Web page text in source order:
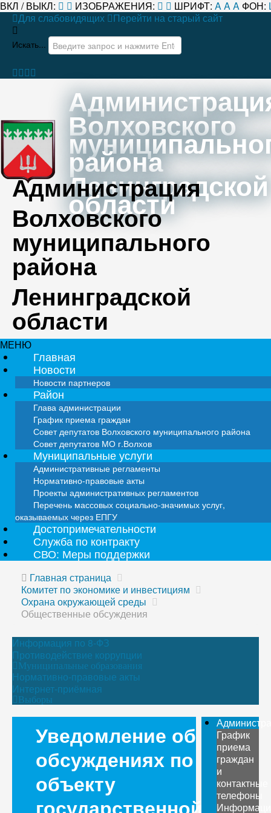
ВКЛ / ВЫКЛ: ИЗОБРАЖЕНИЯ: ШРИФТ: AAA ФОН:
Для слабовидящих
Перейти на старый сайт
Искать...
Волховского
района
Ленинградской
области
Администрация
Волховского
муниципального
района
Ленинградской
области
МЕНЮ
Главная
Новости
Новости партнеров
Район
Глава администрации
График приема граждан
Совет депутатов Волховского муниципального района
Совет депутатов МО г.Волхов
Муниципальные услуги
Административные регламенты
Нормативно-правовые акты
Проекты административных регламентов
Перечень массовых социально-значимых услуг,
оказываемых через ЕПГУ
Достопримечательности
Служба по контракту
СВО: Меры поддержки
Главная страница
Комитет по экономике и инвестициям
Охрана окружающей среды
Общественные обсуждения
Информация по 8-ФЗ
Противодействие коррупции
Муниципальные образования
Нормативно-правовые акты
Интернет-приёмная
Выборы
Уведомление об
обсуждениях по
объекту
График
приема
граждан
и
контактные
телефоны